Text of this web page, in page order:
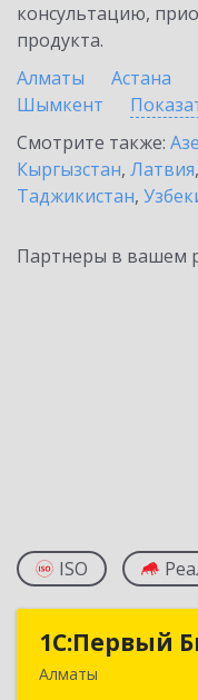
консультацию,
продукта.
Алматы
Астана
Шымкент
Смотрите также:
Кыргызстан, Латвия,
Таджикистан,
Партнеры в вашем
ISO
1С:Первый
Алматы